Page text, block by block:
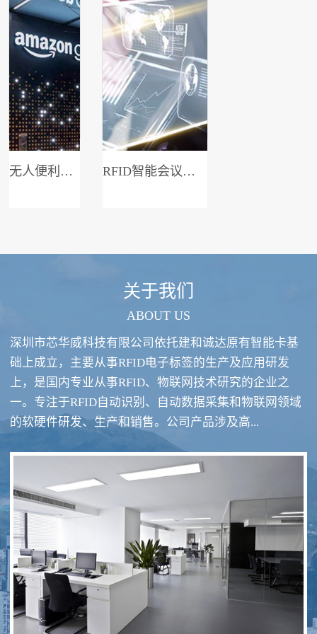
无人便利店系统 RFID智能会议签到系统
RFID酒类防伪系统方案 RFID智慧食堂系统
关于我们
ABOUT US
深圳市芯华威科技有限公司依托建和诚达原有智能卡基
础上成立，主要从事RFID电子标签的生产及应用研发
上，是国内专业从事RFID、物联网技术研究的企业之
一。专注于RFID自动识别、自动数据采集和物联网领域
的软硬件研发、生产和销售。公司产品涉及高...